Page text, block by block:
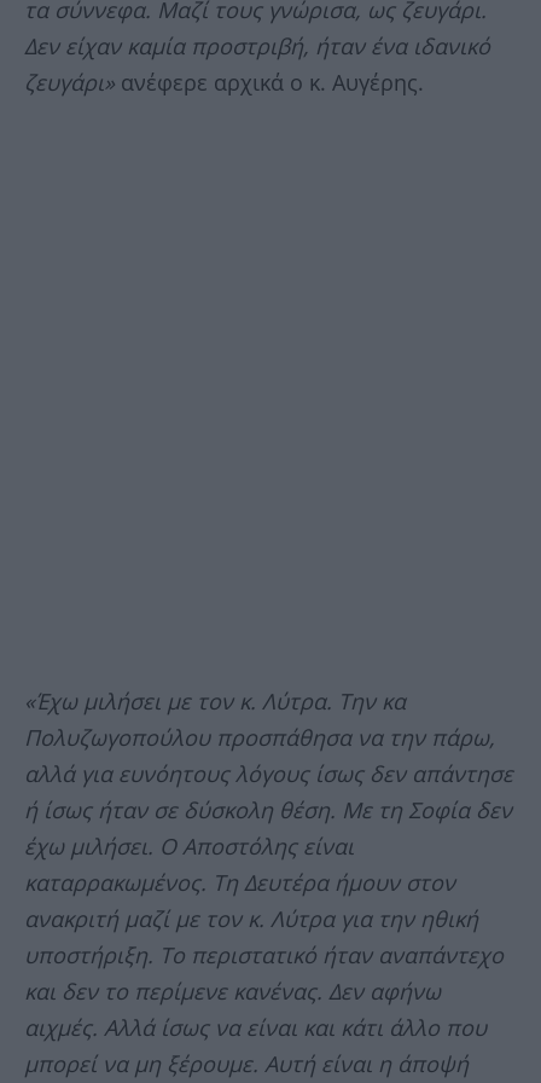
τα σύννεφα. Μαζί τους γνώρισα, ως ζευγάρι.
Δεν είχαν καμία προστριβή, ήταν ένα ιδανικό
ζευγάρι» ανέφερε αρχικά ο κ. Αυγέρης.
«Έχω μιλήσει με τον κ. Λύτρα. Την κα
Πολυζωγοπούλου προσπάθησα να την πάρω,
αλλά για ευνόητους λόγους ίσως δεν απάντησε
ή ίσως ήταν σε δύσκολη θέση. Με τη Σοφία δεν
έχω μιλήσει. Ο Αποστόλης είναι
καταρρακωμένος. Τη Δευτέρα ήμουν στον
ανακριτή μαζί με τον κ. Λύτρα για την ηθική
υποστήριξη. Το περιστατικό ήταν αναπάντεχο
και δεν το περίμενε κανένας. Δεν αφήνω
αιχμές. Αλλά ίσως να είναι και κάτι άλλο που
μπορεί να μη ξέρουμε. Αυτή είναι η άποψή